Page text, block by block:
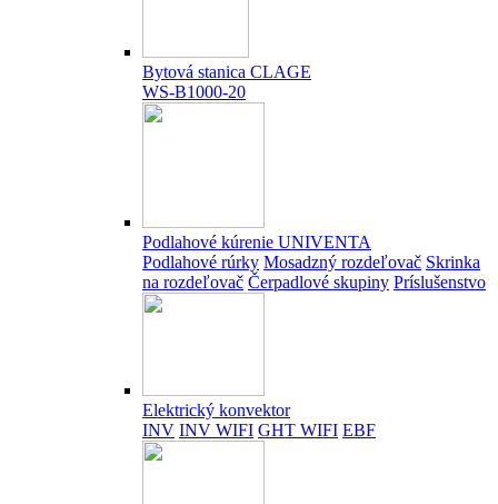
Bytová stanica CLAGE
WS-B1000-20
Podlahové kúrenie UNIVENTA
Podlahové rúrky Mosadzný rozdeľovač Skrinka
na rozdeľovač Čerpadlové skupiny Príslušenstvo
Elektrický konvektor
INV INV WIFI GHT WIFI EBF